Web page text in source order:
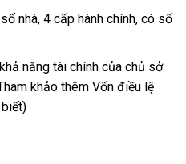
nhà, 4 cấp hành chính, có số
năng tài chính của chủ sở
khảo thêm Vốn điều lệ
)